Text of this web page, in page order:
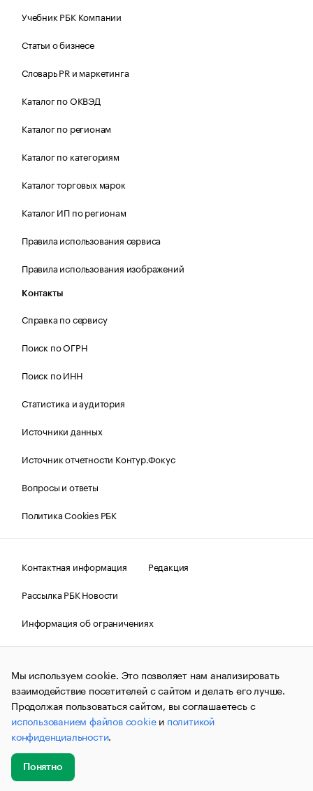
Учебник РБК Компании
Статьи о бизнесе
Словарь PR и маркетинга
Каталог по ОКВЭД
Каталог по регионам
Каталог по категориям
Каталог торговых марок
Каталог ИП по регионам
Правила использования сервиса
Правила использования изображений
Контакты
Справка по сервису
Поиск по ОГРН
Поиск по ИНН
Статистика и аудитория
Источники данных
Источник отчетности Контур.Фокус
Вопросы и ответы
Политика Cookies РБК
Контактная информация
Редакция
Рассылка РБК Новости
Информация об ограничениях
Правовая информация
О соблюдении авторских прав
© АО «РОСБИЗНЕСКОНСАЛТИНГ»,1995–2026.Сообщения
и материалы информационного агентства «РБК»
(зарегистрировано Федеральной службой по надзору в сфере
связи, информационных технологий и массовых
коммуникаций (Роскомнадзор) 09.12.2015 за номером ИА
№ФС77-63848) сопровождаются пометкой «РБК». Отдельные
публикации могут содержать информацию,
не предназначенную для пользователей
до 18 лет.
Мы используем cookie. Это позволяет нам анализировать
взаимодействие посетителей с сайтом и делать его лучше.
Продолжая пользоваться сайтом, вы соглашаетесь с
использованием файлов cookieи политикой
конфиденциальности.
Понятно